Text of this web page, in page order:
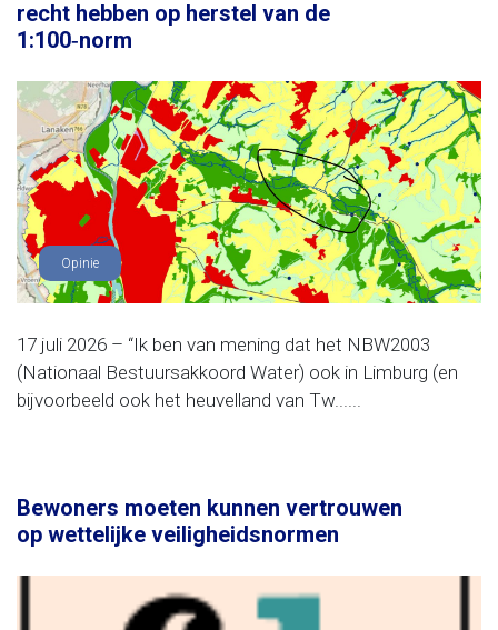
recht hebben op herstel van de
1:100‑norm
Opinie
17 juli 2026 – “Ik ben van mening dat het NBW2003
(Nationaal Bestuursakkoord Water) ook in Limburg (en
bijvoorbeeld ook het heuvelland van Tw......
Bewoners moeten kunnen vertrouwen
op wettelijke veiligheidsnormen